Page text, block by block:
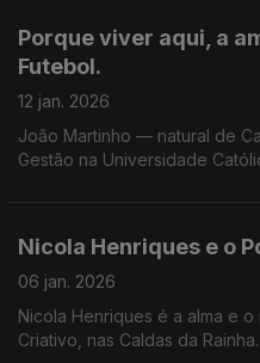
Porque viver aqui, a
Futebol.
12 jan. 2026
João Martinho — natural de
Gestão na Universidade
Nicola Henriques e o
06 jan. 2026
Nicola Henriques é a alma e
Criativo, nas Caldas da Rainha.